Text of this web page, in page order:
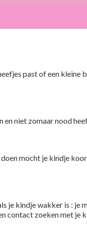
past of een
niet zomaar nood
mocht je kindje
je kindje wakker is : je
contact zoeken met je